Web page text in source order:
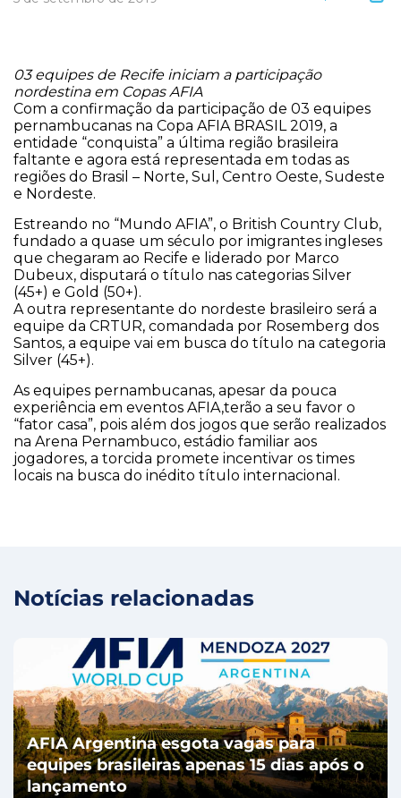
03 equipes de Recife iniciam a participação
nordestina em Copas AFIA
Com a confirmação da participação de 03 equipes
pernambucanas na Copa AFIA BRASIL 2019, a
entidade “conquista” a última região brasileira
faltante e agora está representada em todas as
regiões do Brasil – Norte, Sul, Centro Oeste, Sudeste
e Nordeste.
Estreando no “Mundo AFIA”, o British Country Club,
fundado a quase um século por imigrantes ingleses
que chegaram ao Recife e liderado por Marco
Dubeux, disputará o título nas categorias Silver
(45+) e Gold (50+).
A outra representante do nordeste brasileiro será a
equipe da CRTUR, comandada por Rosemberg dos
Santos, a equipe vai em busca do título na categoria
Silver (45+).
As equipes pernambucanas, apesar da pouca
experiência em eventos AFIA,terão a seu favor o
“fator casa”, pois além dos jogos que serão realizados
na Arena Pernambuco, estádio familiar aos
jogadores, a torcida promete incentivar os times
locais na busca do inédito título internacional.
Notícias relacionadas
AFIA Argentina esgota vagas para
equipes brasileiras apenas 15 dias após o
lançamento